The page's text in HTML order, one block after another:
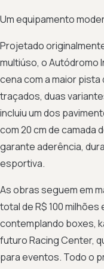
Um equipamento
Projetado
multiúso, o Autódromo
cena com a maior
traçados, duas
incluiu um dos
com 20 cm de camada
garante aderência,
esportiva.
As obras seguem em
total de R$ 100
contemplando boxes,
futuro Racing Center,
para eventos. Todo o